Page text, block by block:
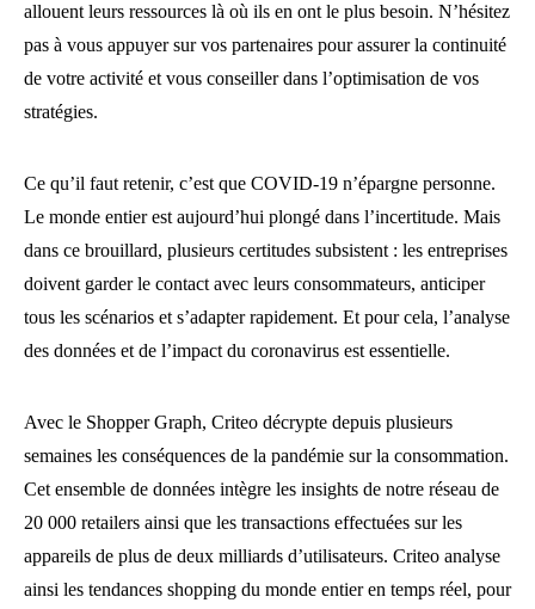
allouent leurs ressources là où ils en ont le plus besoin. N’hésitez
pas à vous appuyer sur vos partenaires pour assurer la continuité
de votre activité et vous conseiller dans l’optimisation de vos
stratégies.
Ce qu’il faut retenir, c’est que COVID-19 n’épargne personne.
Le monde entier est aujourd’hui plongé dans l’incertitude. Mais
dans ce brouillard, plusieurs certitudes subsistent : les entreprises
doivent garder le contact avec leurs consommateurs, anticiper
tous les scénarios et s’adapter rapidement. Et pour cela, l’analyse
des données et de l’impact du coronavirus est essentielle.
Avec le Shopper Graph, Criteo décrypte depuis plusieurs
semaines les conséquences de la pandémie sur la consommation.
Cet ensemble de données intègre les insights de notre réseau de
20 000 retailers ainsi que les transactions effectuées sur les
appareils de plus de deux milliards d’utilisateurs. Criteo analyse
ainsi les tendances shopping du monde entier en temps réel, pour